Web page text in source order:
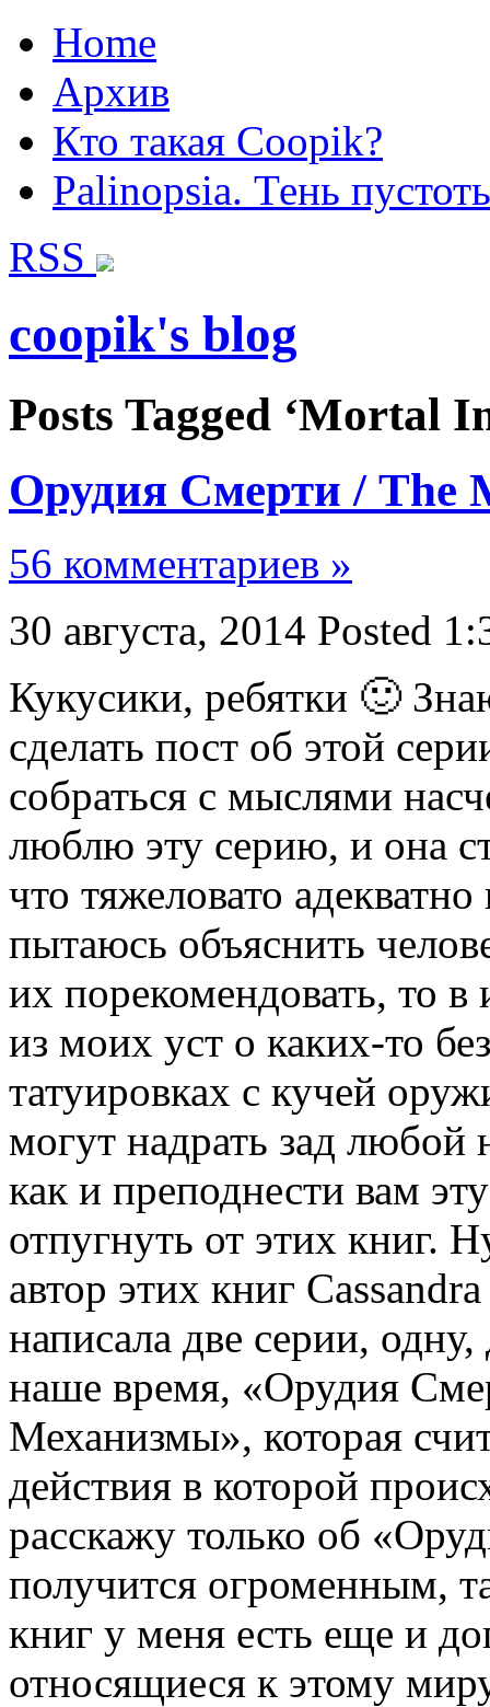
Home
Архив
Кто такая Coopik?
Palinopsia. Тень
RSS
coopik's blog
Posts Tagged ‘Mortal
Орудия Смерти / The
56 комментариев »
30 августа, 2014 Posted
Кукусики, ребятки 🙂
сделать пост об этой
собраться с мыслями
люблю эту серию, и она
что тяжеловато
пытаюсь объяснить
их порекомендовать, то в
из моих уст о каких-то
татуировках с кучей
могут надрать зад
как и преподнести вам
отпугнуть от этих книг.
автор этих книг
написала две серии,
наше время, «Орудия
Механизмы», которая
действия в которой
расскажу только об
получится огроменным,
книг у меня есть еще и
относящиеся к этому